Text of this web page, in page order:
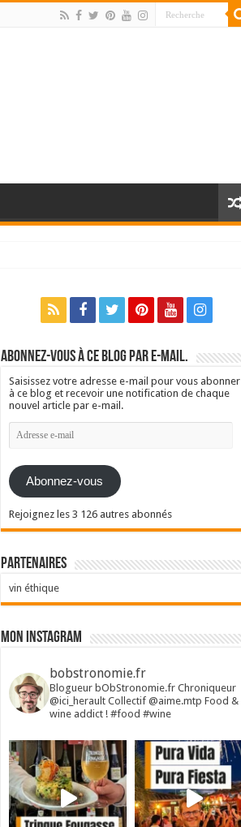
Abonnez-vous à ce blog par e-mail.
Saisissez votre adresse e-mail pour vous abonner
à ce blog et recevoir une notification de chaque
nouvel article par e-mail.
Adresse
e-
Abonnez-vous
Rejoignez les 3 126 autres abonnés
Partenaires
vin éthique
Mon Instagram
bobstronomie.fr
Blogueur bObStronomie.fr Chroniqueur
@ici_herault Collectif @aime.mtp Food &
wine addict ! #food #wine